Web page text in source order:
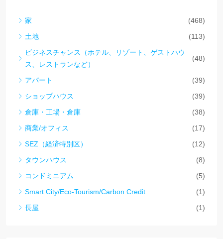
家
(468)
土地
(113)
ビジネスチャンス（ホテル、リゾート、ゲストハウ
ス、レストランなど）
(48)
アパート
(39)
ショップハウス
(39)
倉庫・工場・倉庫
(38)
商業/オフィス
(17)
SEZ（経済特別区）
(12)
タウンハウス
(8)
コンドミニアム
(5)
Smart City/Eco-Tourism/Carbon Credit
(1)
長屋
(1)